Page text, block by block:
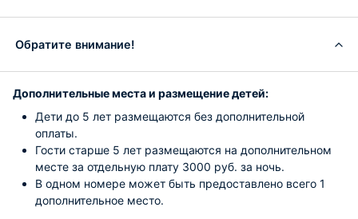
Обратите внимание!
Дополнительные места и размещение детей:
Дети до 5 лет размещаются без дополнительной
оплаты.
Гости старше 5 лет размещаются на дополнительном
месте за отдельную плату 3000 руб. за ночь.
В одном номере может быть предоставлено всего 1
дополнительное место.